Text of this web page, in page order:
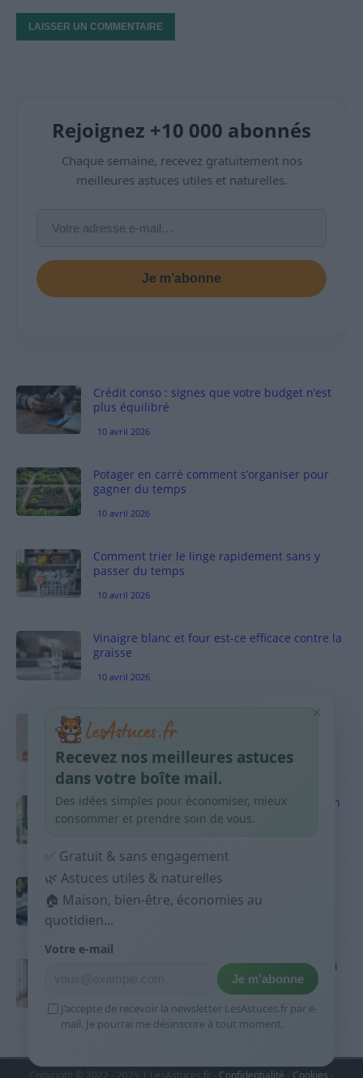
Rejoignez +10 000 abonnés
Chaque semaine, recevez gratuitement nos
meilleures astuces utiles et naturelles.
Je m’abonne
Crédit conso : signes que votre budget n’est
plus équilibré
10 avril 2026
Potager en carré comment s’organiser pour
gagner du temps
10 avril 2026
Comment trier le linge rapidement sans y
passer du temps
10 avril 2026
Vinaigre blanc et four est-ce efficace contre la
graisse
10 avril 2026
Taches pigmentaires : routine simple +
habitudes qui aident
9 avril 2026
Produits ménagers : comment économiser en
courses sans acheter 10 sprays
Budget mensuel : méthode rapide pour
répartir son salaire dès le jour de paie
9 avril 2026
Sport 10 minutes par jour est-ce utile et quoi
9 avril 2026
Copyright © 2022 - 2025 | LesAstuces.fr - Confidentialité Cookies -
×
Recevez nos meilleures astuces
dans votre boîte mail.
Des idées simples pour économiser, mieux
consommer et prendre soin de vous.
✅ Gratuit & sans engagement
🌿 Astuces utiles & naturelles
🏠 Maison, bien-être, économies au
quotidien...
Votre e-mail
Je m’abonne
J’accepte de recevoir la newsletter LesAstuces.fr par e-
mail. Je pourrai me désinscrire à tout moment.